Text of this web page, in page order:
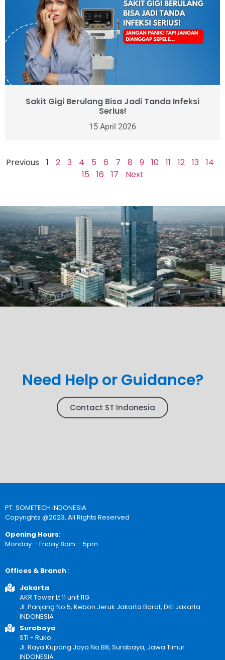
Sakit Gigi Berulang Bisa Jadi Tanda Infeksi
Serius!
15 April 2026
Previous 1 2 3 4 5 6 7 8 9 10 11 12 13
14
15
16 17 Next
Need Help or Guidance?
Contact ST Indonesia
PT. SOMETECH INDONESIA
Copyrights @2023, All Rights Reserved
Opening Hours:
Monday – Friday 8am – 5pm
Offices & Branch :
Jakarta
AKR Tower Lt 11 unit 11G
Jl. Panjang No.5, Kebon Jeruk Jakarta Barat, DKI Jakarta
INDONESIA
Surabaya
STI - Ruko
Jl. Raya Kupang Jaya No.B8, Surabaya, Jawa Timur
INDONESIA